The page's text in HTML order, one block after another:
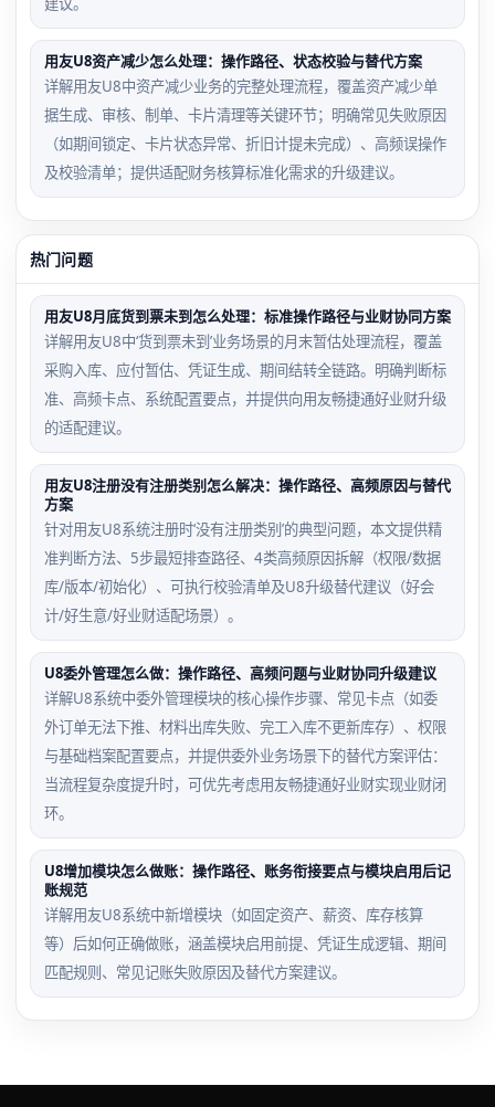
用友U8资产减少怎么处理：操作路径、状态校验与替代方案
详解用友U8中资产减少业务的完整处理流程，覆盖资产减少单
据生成、审核、制单、卡片清理等关键环节；明确常见失败原因
（如期间锁定、卡片状态异常、折旧计提未完成）、高频误操作
及校验清单；提供适配财务核算标准化需求的升级建议。
热门问题
用友U8月底货到票未到怎么处理：标准操作路径与业财协同方案
详解用友U8中‘货到票未到’业务场景的月末暂估处理流程，覆盖
采购入库、应付暂估、凭证生成、期间结转全链路。明确判断标
准、高频卡点、系统配置要点，并提供向用友畅捷通好业财升级
的适配建议。
用友U8注册没有注册类别怎么解决：操作路径、高频原因与替代
方案
针对用友U8系统注册时‘没有注册类别’的典型问题，本文提供精
准判断方法、5步最短排查路径、4类高频原因拆解（权限/数据
库/版本/初始化）、可执行校验清单及U8升级替代建议（好会
计/好生意/好业财适配场景）。
U8委外管理怎么做：操作路径、高频问题与业财协同升级建议
详解U8系统中委外管理模块的核心操作步骤、常见卡点（如委
外订单无法下推、材料出库失败、完工入库不更新库存）、权限
与基础档案配置要点，并提供委外业务场景下的替代方案评估：
当流程复杂度提升时，可优先考虑用友畅捷通好业财实现业财闭
环。
U8增加模块怎么做账：操作路径、账务衔接要点与模块启用后记
账规范
详解用友U8系统中新增模块（如固定资产、薪资、库存核算
等）后如何正确做账，涵盖模块启用前提、凭证生成逻辑、期间
匹配规则、常见记账失败原因及替代方案建议。